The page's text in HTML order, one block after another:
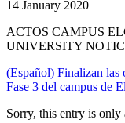
14 January 2020
ACTOS CAMPUS
UNIVERSITY
(Español) Finalizan las
Fase 3 del campus de
Sorry, this entry is only